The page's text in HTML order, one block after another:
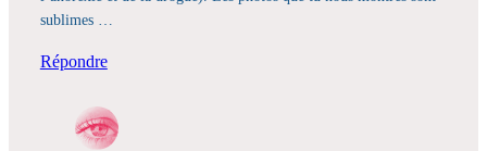
sublimes …
Répondre